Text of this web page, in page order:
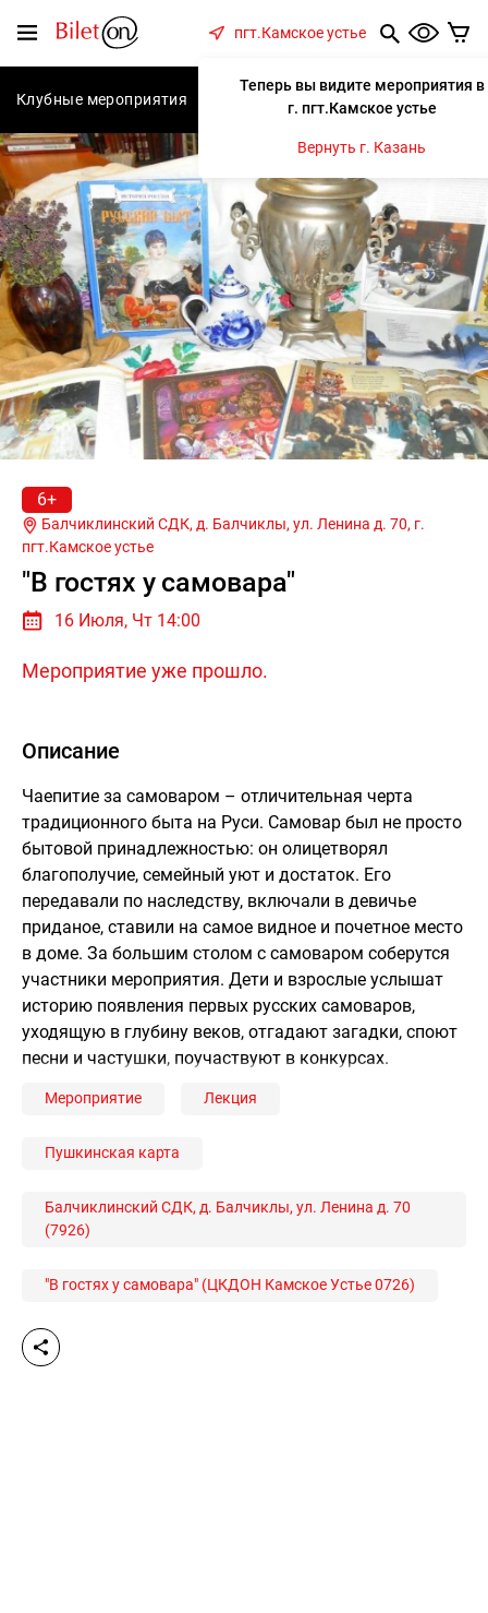
Меню
пгт.Камское устье
Теперь вы видите мероприятия в
г. пгт.Камское устье
Вернуть г. Казань
Клубные мероприятия Концерты Спектакли
6+
Балчиклинский СДК, д. Балчиклы, ул. Ленина д. 70, г.
пгт.Камское устье
"В гостях у самовара"
16 Июля, Чт 14:00
Мероприятие уже прошло.
Описание
Чаепитие за самоваром – отличительная черта
традиционного быта на Руси. Самовар был не просто
бытовой принадлежностью: он олицетворял
благополучие, семейный уют и достаток. Его
передавали по наследству, включали в девичье
приданое, ставили на самое видное и почетное место
в доме. За большим столом с самоваром соберутся
участники мероприятия. Дети и взрослые услышат
историю появления первых русских самоваров,
уходящую в глубину веков, отгадают загадки, споют
песни и частушки, поучаствуют в конкурсах.
Мероприятие Лекция
Пушкинская карта
Балчиклинский СДК, д. Балчиклы, ул. Ленина д. 70
(7926)
"В гостях у самовара" (ЦКДОН Камское Устье 0726)